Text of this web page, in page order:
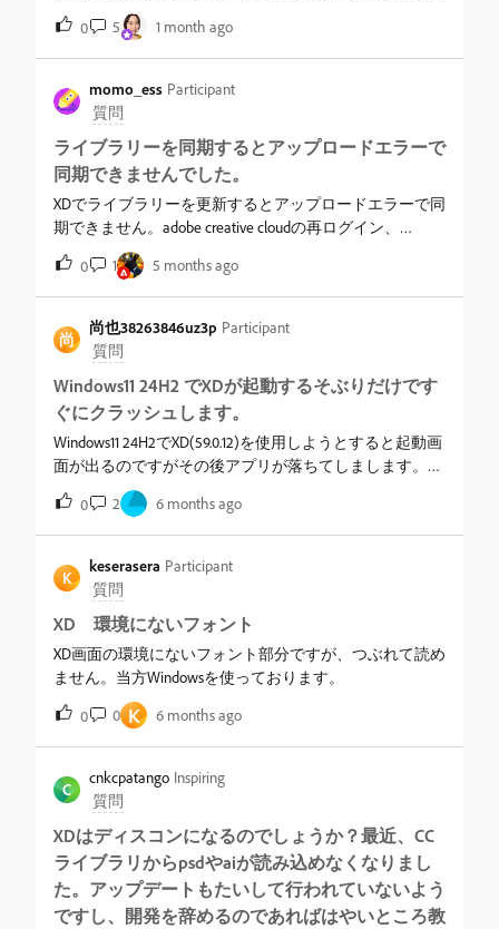
ォーラムへ移動しました：モデレーター]
0
5 1 month ago
momo_ess Participant
質問
ライブラリーを同期するとアップロードエラーで
同期できませんでした。
XDでライブラリーを更新するとアップロードエラーで同
期できません。adobe creative cloudの再ログイン、
Creative Cloud Librariesも削除しましたが状況は変わらず
です。他のライブラリーのXDファイルは問題なく同期で
きました。同期できたファイルは昨年作成、同期できな
いファイルは先週作成したばかりです。どうしたら同期
できるようになるのでしょうか？
0 1 5 months ago
尚
尚也38263846uz3p Participant
質問
Windows11 24H2 でXDが起動するそぶりだけです
ぐにクラッシュします。
Windows11 24H2でXD(59.0.12)を使用しようとすると起動画
面が出るのですがその後アプリが落ちてしまします。
AdobeCC上では“このデバイスで動作”表示ですがアンイ
ンストールして再インストールやPCの再起動など試した
のですが解決されず…。他に試す手順などあれば教えて
いただきたいです。
0 2 6 months ago
K
keserasera Participant
質問
XD 環境にないフォント
XD画面の環境にないフォント部分ですが、つぶれて読め
ません。当方Windowsを使っております。
0 0 K 6 months ago
C
cnkcpatango Inspiring
質問
XDはディスコンになるのでしょうか？最近、CC
ライブラリからpsdやaiが読み込めなくなりまし
た。アップデートもたいして行われていないよう
ですし、開発を辞めるのであればはやいところ教